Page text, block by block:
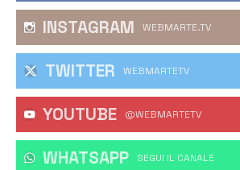
INSTAGRAM WEBMARTE.TV
TWITTER WEBMARTETV
YOUTUBE @WEBMARTETV
WHATSAPP ‎SEGUI IL CANALE